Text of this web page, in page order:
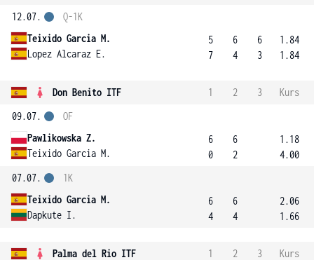
12.07.
Teixido Garcia M.
Lopez Alcaraz E.
Q-1K
5
7
6
4
6
3
1.84
1.84
Don Benito ITF 1 2 3
Kurs
09.07.
Pawlikowska Z.
Teixido Garcia M.
OF
6
0
6
2
1.18
4.00
07.07.
Teixido Garcia M.
Dapkute I.
1K
6
4
6
4
2.06
1.66
Palma del Rio ITF 1 2 3
Kurs